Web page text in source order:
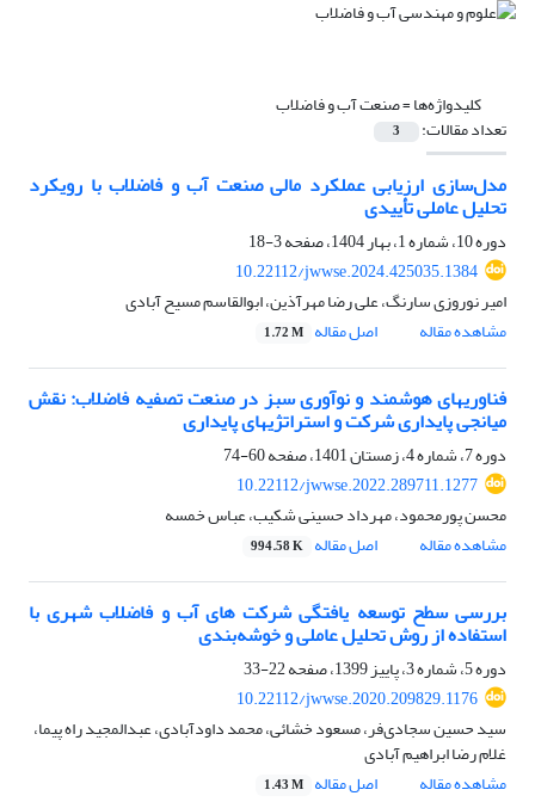
کلیدواژه‌ها =صنعت آب و فاضلاب
تعداد مقالات: 3
مدل‌سازی ارزیابی عملکرد مالی صنعت آب و فاضلاب با رویکرد
تحلیل عاملی تأییدی
دوره 10، شماره 1، بهار 1404، صفحه
3-18
10.22112/jwwse.2024.425035.1384
امیر نوروزی سارنگ، علی رضا مهرآذین، ابوالقاسم مسیح آبادی
مشاهده مقاله
اصل مقاله 1.72 M
فناوری‎های هوشمند و نوآوری سبز در صنعت تصفیه فاضلاب: نقش
میانجی پایداری شرکت و استراتژی‎های پایداری
دوره 7، شماره 4، زمستان 1401، صفحه
60-74
10.22112/jwwse.2022.289711.1277
محسن پورمحمود، مهرداد حسینی شکیب، عباس خمسه
مشاهده مقاله
اصل مقاله 994.58 K
بررسی سطح توسعه ‏یافتگی شرکت های آب و فاضلاب شهری با
استفاده از روش تحلیل عاملی و خوشه‌بندی
دوره 5، شماره 3، پاییز 1399، صفحه
22-33
10.22112/jwwse.2020.209829.1176
سید حسین سجادی‌فر، مسعود خشائی، محمد داودآبادی، عبدالمجید راه پیما،
غلام رضا ابراهیم آبادی
مشاهده مقاله
اصل مقاله 1.43 M